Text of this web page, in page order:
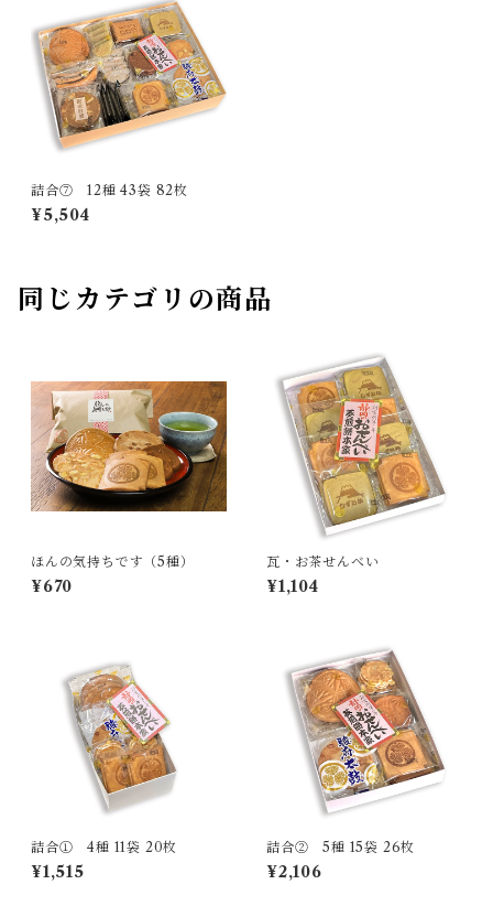
詰合⑦ 12種 43袋 82枚
¥5,504
同じカテゴリの商品
ほんの気持ちです（5種）
¥670
瓦・お茶せんべい
¥1,104
詰合① 4種 11袋 20枚
¥1,515
詰合② 5種 15袋 26枚
¥2,106